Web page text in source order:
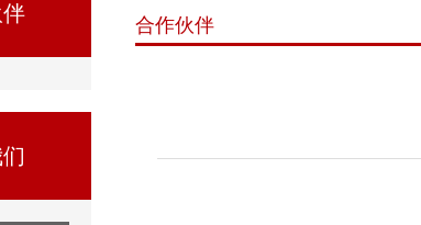
合作伙伴